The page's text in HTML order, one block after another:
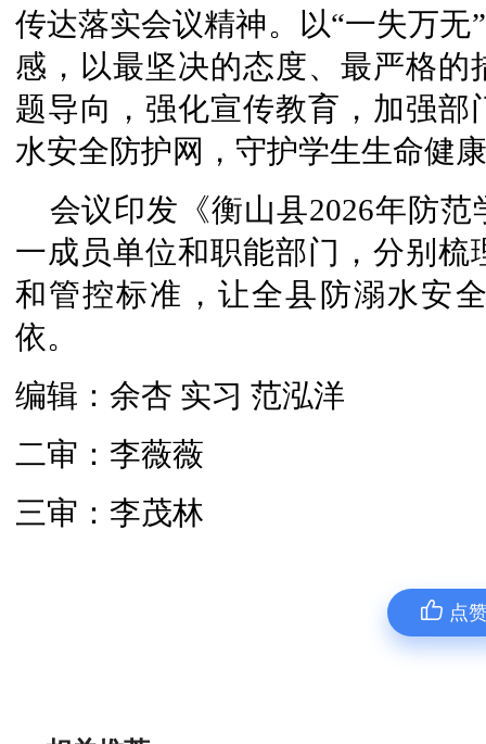
传达落实会议精神。以“一失万无
感，以最坚决的态度、最严格
题导向，强化宣传教育，加强
水安全防护网，守护学生生命健
会议印发《衡山县2026年防
一成员单位和职能部门，分别
和管控标准，让全县防溺水安
依。
编辑：余杏 实习 范泓洋
二审：李薇薇
三审：李茂林
点